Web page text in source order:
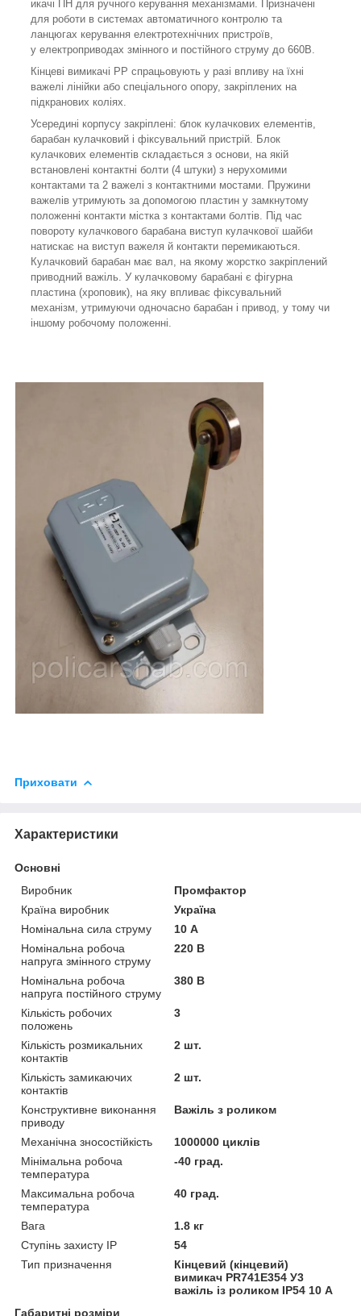
икачі ПН для ручного керування механізмами. Призначені
для роботи в системах автоматичного контролю та
ланцюгах керування електротехнічних пристроїв,
у електроприводах змінного и постійного струму до 660В.
Кінцеві вимикачі РР спрацьовують у разі впливу на їхні
важелі лінійки або спеціального опору, закріплених на
підкранових коліях.
Усередині корпусу закріплені: блок кулачкових елементів,
барабан кулачковий і фіксувальний пристрій. Блок
кулачкових елементів складається з основи, на якій
встановлені контактні болти (4 штуки) з нерухомими
контактами та 2 важелі з контактними мостами. Пружини
важелів утримують за допомогою пластин у замкнутому
положенні контакти містка з контактами болтів. Під час
повороту кулачкового барабана виступ кулачкової шайби
натискає на виступ важеля й контакти перемикаються.
Кулачковий барабан має вал, на якому жорстко закріплений
приводний важіль. У кулачковому барабані є фігурна
пластина (хроповик), на яку впливає фіксувальний
механізм, утримуючи одночасно барабан і привод, у тому чи
іншому робочому положенні.
Приховати
Характеристики
Основні
Виробник
Промфактор
Країна виробник
Україна
Номінальна сила струму
10 А
Номінальна робоча
напруга змінного струму
220 В
Номінальна робоча
напруга постійного струму
380 В
Кількість робочих
положень
3
Кількість розмикальних
контактів
2 шт.
Кількість замикаючих
контактів
2 шт.
Конструктивне виконання
приводу
Важіль з роликом
Механічна зносостійкість
1000000 циклів
Мінімальна робоча
температура
-40 град.
Максимальна робоча
температура
40 град.
Вага
1.8 кг
Ступінь захисту IP
54
Тип призначення
Кінцевий (кінцевий)
вимикач PR741Е354 У3
важіль із роликом ІР54 10 А
Габаритні розміри